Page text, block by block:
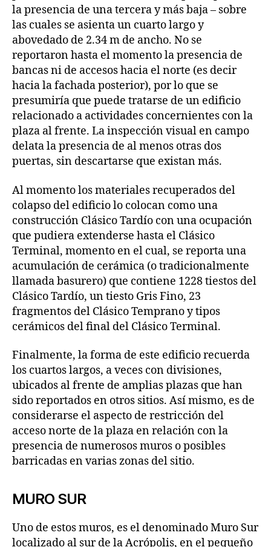
la presencia de una tercera y más baja – sobre
las cuales se asienta un cuarto largo y
abovedado de 2.34 m de ancho. No se
reportaron hasta el momento la presencia de
bancas ni de accesos hacia el norte (es decir
hacia la fachada posterior), por lo que se
presumiría que puede tratarse de un edificio
relacionado a actividades concernientes con la
plaza al frente. La inspección visual en campo
delata la presencia de al menos otras dos
puertas, sin descartarse que existan más.
Al momento los materiales recuperados del
colapso del edificio lo colocan como una
construcción Clásico Tardío con una ocupación
que pudiera extenderse hasta el Clásico
Terminal, momento en el cual, se reporta una
acumulación de cerámica (o tradicionalmente
llamada basurero) que contiene 1228 tiestos del
Clásico Tardío, un tiesto Gris Fino, 23
fragmentos del Clásico Temprano y tipos
cerámicos del final del Clásico Terminal.
Finalmente, la forma de este edificio recuerda
los cuartos largos, a veces con divisiones,
ubicados al frente de amplias plazas que han
sido reportados en otros sitios. Así mismo, es de
considerarse el aspecto de restricción del
acceso norte de la plaza en relación con la
presencia de numerosos muros o posibles
barricadas en varias zonas del sitio.
MURO SUR
Uno de estos muros, es el denominado Muro Sur
localizado al sur de la Acrópolis, en el pequeño